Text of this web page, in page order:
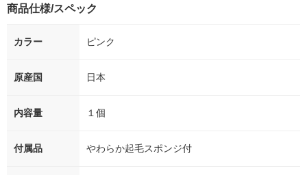
商品仕様/スペック
カラー ピンク
原産国 日本
内容量 １個
付属品 やわらか起毛スポンジ付